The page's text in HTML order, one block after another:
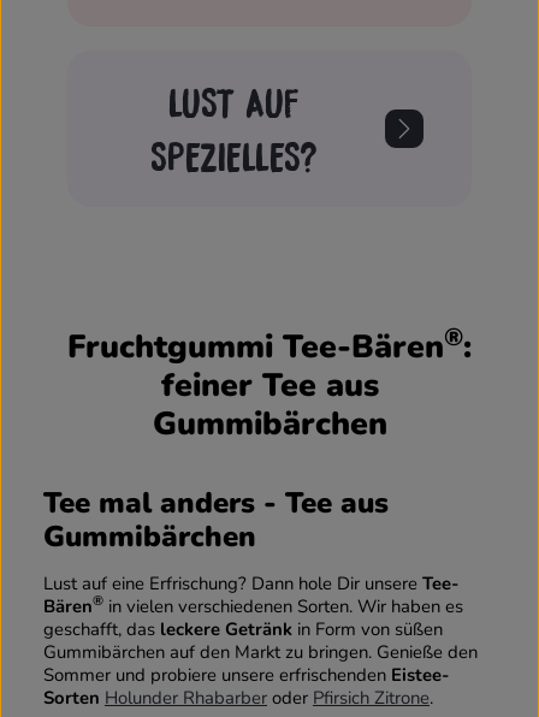
LUST AUF
SPEZIELLES?
Fruchtgummi Tee-Bären®:
feiner Tee aus
Gummibärchen
Tee mal anders - Tee aus
Gummibärchen
Lust auf eine Erfrischung? Dann hole Dir unsere Tee-
Bären® in vielen verschiedenen Sorten. Wir haben es
geschafft, das leckere Getränk in Form von süßen
Gummibärchen auf den Markt zu bringen. Genieße den
Sommer und probiere unsere erfrischenden Eistee-
Sorten Holunder Rhabarber oder Pfirsich Zitrone.